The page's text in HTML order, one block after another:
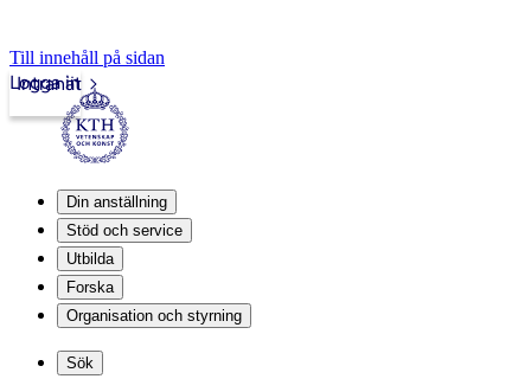
Till innehåll på sidan
Intranät
Logga in
Din anställning
Stöd och service
Utbilda
Forska
Organisation och styrning
Sök